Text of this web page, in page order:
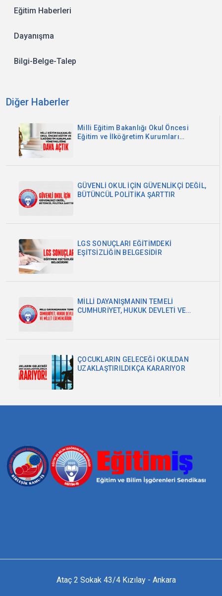
Eğitim Haberleri
Dayanışma
Bilgi-Belge-Talep
Diğer Haberler
Milli Eğitim Bakanlığı Okul Öncesi
Eğitim ve İlköğretim Kurumları
GÜVENLİ OKUL İÇİN GÜVENLİKÇİ DEĞİL,
BÜTÜNCÜL POLİTİKA ŞARTTIR
LGS SONUÇLARI EĞİTİMDEKİ
EŞİTSİZLİĞİN BELGESİDİR
MİLLİ DAYANIŞMANIN TEMELİ
CUMHURİYET, HUKUK DEVLETİ VE
ÇOCUKLARIN GELECEĞİ OKULDAN
UZAKLAŞTIRILDIKÇA KARARIYOR
Ataç 2 Sokak 43/4 Kızılay - Ankara